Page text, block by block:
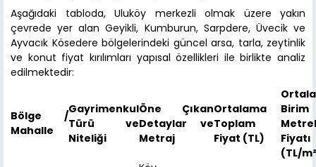
Aşağıdaki tabloda, Uluköy merkezli olmak üzere yakın
çevrede yer alan Geyikli, Kumburun, Sarpdere, Üvecik ve
Ayvacık Kösedere bölgelerindeki güncel arsa, tarla, zeytinlik
ve konut fiyat kırılımları yapısal özellikleri ile birlikte analiz
edilmektedir:
Bölge /
Mahalle
Gayrimenkul
Türü ve
Niteliği
Öne Çıkan
Detaylar ve
Metraj
Ortalama
Toplam
Fiyat (TL)
Birim
Fiyatı
(TL/